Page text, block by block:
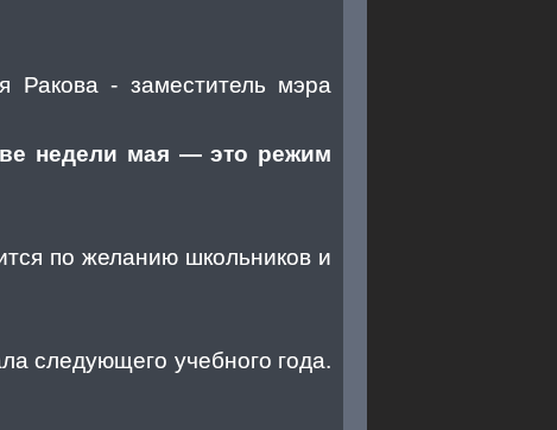
Ракова - заместитель мэра
недели мая — это режим
по желанию школьников и
следующего учебного года.